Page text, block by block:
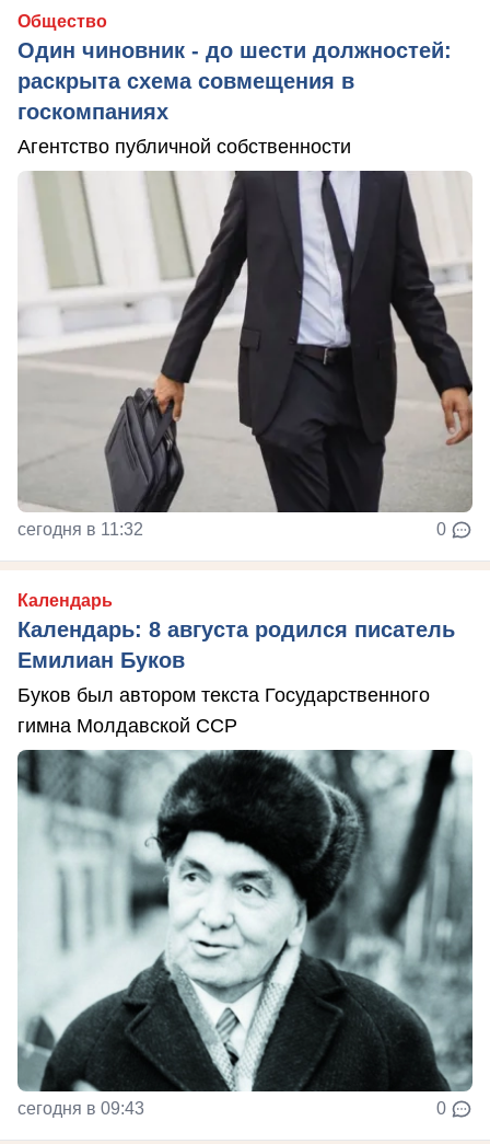
Общество
Один чиновник - до шести должностей:
раскрыта схема совмещения в
госкомпаниях
Агентство публичной собственности
сегодня в 11:32 0
Календарь
Календарь: 8 августа родился писатель
Емилиан Буков
Буков был автором текста Государственного
гимна Молдавской ССР
сегодня в 09:43 0